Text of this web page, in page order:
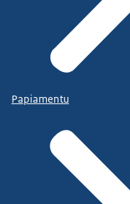
Papiamentu